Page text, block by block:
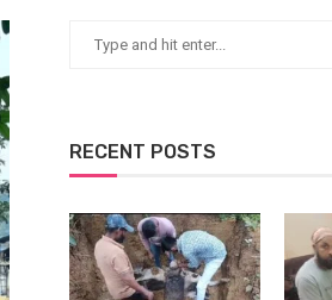
RECENT POSTS